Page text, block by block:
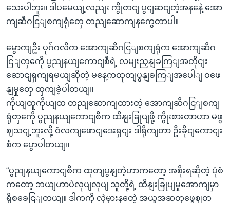
သေးပါဘူး။ ဒါပမေယျ့လညျး ကွိုတငျ ပွငျဆငျတဲ့အနနေဲ့ အော
ကျဆီဂငြျစကျရုံတှေ တညျဆောကျနကွေတာပါ။
မွောကျဦး ပုဂ်ဂလိက အောကျဆီဂငြျစကျရုံက အောကျဆီဂ
ငြျတှကေို ပွညျနယျကောငျစီရဲ့ လမျးညှနျခကြျအတိုငျး
ဆောငျရှကျရမယျဆိုတဲ့ မနေ့ကထုတျပွနျခကြျအပေါျ ဝဖေ
နျမှုတှေ ထှကျခဲ့ပါတယျ။
ကိုယျထူကိုယျထ တညျဆောကျထားတဲ့ အောကျဆီဂငြျစကျ
ရုံတှကေို ပွညျနယျကောငျစီက ထိနျးခြုပျဖို့ ကွိုးစားတာဟာ မဖွ
ဈသငျ့ဘူးလို့ ဝံလကျဖောငျဒေးရှငျး ဒါရိုကျတာ ဦးခိုငျကောငျး
စံက ပွောပါတယျ။
“ပွညျနယျကောငျစီက ထုတျပွနျတဲ့ဟာကတော့ အစိုးရဆိုတဲ့ ပုံစံ
ကတော့ ဘယျဟာပဲလုပျလုပျ သူတို့ရဲ့ ထိနျးခြုပျမှုအောကျမှာ
ရှိစခေငြျတယျ။ ဒါကကို လှဲမှားနတေဲ့ အယူအဆတှဖွေဈတ